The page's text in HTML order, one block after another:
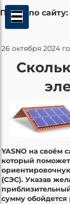
Поиск по сайту:
26 октября 2024
YASNO на своём
который поможет
(СЭС). Указав
сумму обойдется